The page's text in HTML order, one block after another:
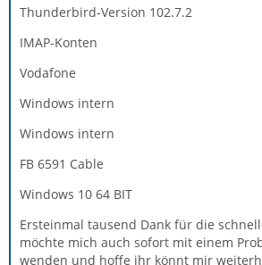
Thunderbird-Version 102.7.2
IMAP-Konten
Vodafone
Windows intern
Windows intern
FB 6591 Cable
Windows 10 64 BIT
Ersteinmal tausend Dank für die
möchte mich auch sofort mit einem
wenden und hoffe ihr könnt mir